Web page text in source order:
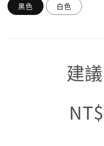
黑色 白色
建